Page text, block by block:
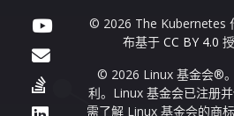
© 2026 The Kubernetes
布基于CC BY 4.0
© 2026 Linux 基金会®
利。Linux 基金会已注册
需了解 Linux 基金会的商